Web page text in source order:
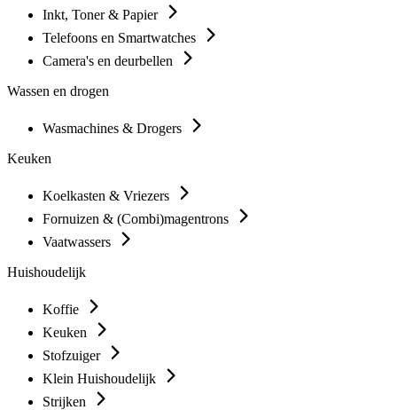
Inkt, Toner & Papier
Telefoons en Smartwatches
Camera's en deurbellen
Wassen en drogen
Wasmachines & Drogers
Keuken
Koelkasten & Vriezers
Fornuizen & (Combi)magentrons
Vaatwassers
Huishoudelijk
Koffie
Keuken
Stofzuiger
Klein Huishoudelijk
Strijken